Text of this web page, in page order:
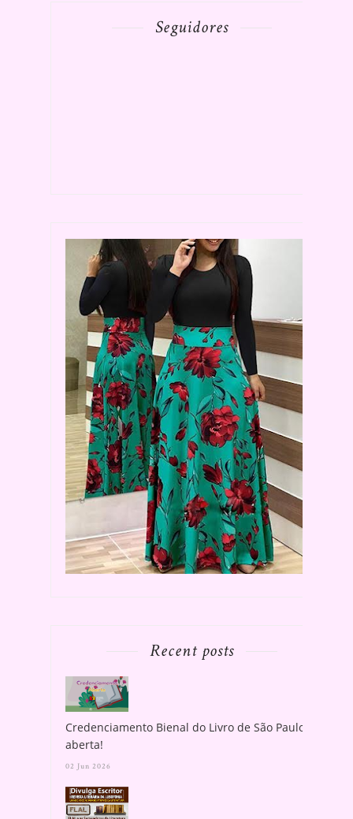
Seguidores
Recent posts
Credenciamento Bienal do Livro de São Paulo
aberta!
02 Jun 2026